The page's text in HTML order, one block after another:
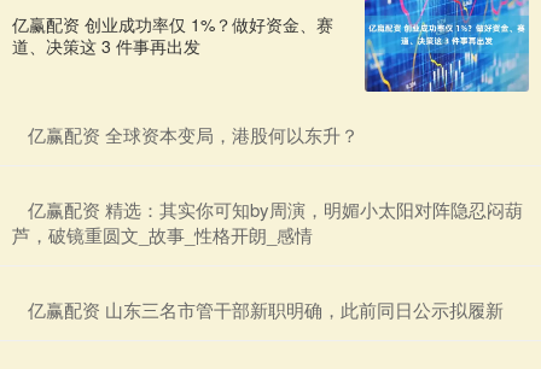
亿赢配资 创业成功率仅 1%？做好资金、赛
道、决策这 3 件事再出发
​亿赢配资 全球资本变局，港股何以东升？
​亿赢配资 精选：其实你可知by周演，明媚小太阳对阵隐忍闷葫
芦，破镜重圆文_故事_性格开朗_感情
​亿赢配资 山东三名市管干部新职明确，此前同日公示拟履新